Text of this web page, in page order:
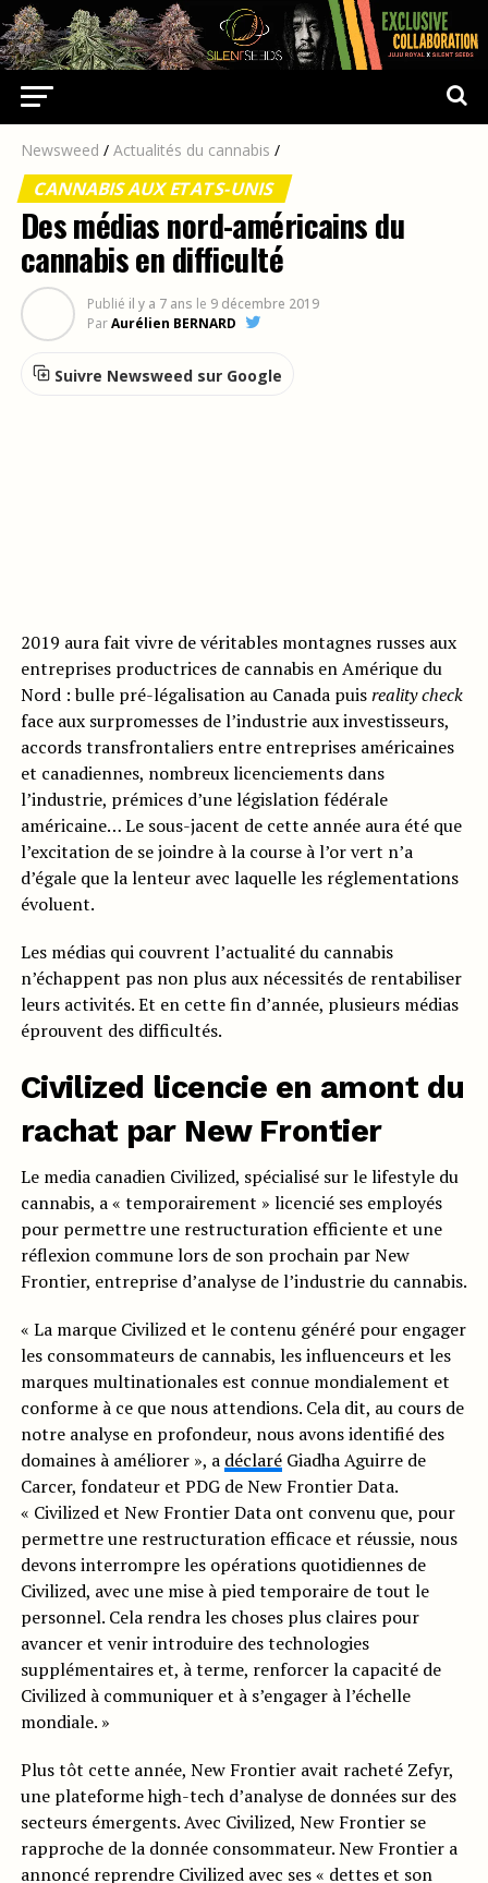
Newsweed / Actualités du cannabis /
CANNABIS AUX ETATS-UNIS
Des médias nord-américains du
cannabis en difficulté
Publié il y a 7 ans le 9 décembre 2019
ParAurélien BERNARD
Suivre Newsweed sur Google
2019 aura fait vivre de véritables montagnes russes aux
entreprises productrices de cannabis en Amérique du
Nord : bulle pré-légalisation au Canada puisreality check
face aux surpromesses de l’industrie aux investisseurs,
accords transfrontaliers entre entreprises américaines
et canadiennes, nombreux licenciements dans
l’industrie, prémices d’une législation fédérale
américaine… Le sous-jacent de cette année aura été que
l’excitation de se joindre à la course à l’or vert n’a
d’égale que la lenteur avec laquelle les réglementations
évoluent.
Les médias qui couvrent l’actualité du cannabis
n’échappent pas non plus aux nécessités de rentabiliser
leurs activités. Et en cette fin d’année, plusieurs médias
éprouvent des difficultés.
Civilized licencie en amont du
rachat par New Frontier
Le media canadien Civilized, spécialisé sur le lifestyle du
cannabis, a « temporairement » licencié ses employés
pour permettre une restructuration efficiente et une
réflexion commune lors de son prochain par New
Frontier, entreprise d’analyse de l’industrie du cannabis.
« La marque Civilized et le contenu généré pour engager
les consommateurs de cannabis, les influenceurs et les
marques multinationales est connue mondialement et
conforme à ce que nous attendions. Cela dit, au cours de
notre analyse en profondeur, nous avons identifié des
domaines à améliorer », a déclaréGiadha Aguirre de
Carcer, fondateur et PDG de New Frontier Data.
« Civilized et New Frontier Data ont convenu que, pour
permettre une restructuration efficace et réussie, nous
devons interrompre les opérations quotidiennes de
Civilized, avec une mise à pied temporaire de tout le
personnel. Cela rendra les choses plus claires pour
avancer et venir introduire des technologies
supplémentaires et, à terme, renforcer la capacité de
Civilized à communiquer et à s’engager à l’échelle
mondiale. »
Plus tôt cette année, New Frontier avait racheté Zefyr,
une plateforme high-tech d’analyse de données sur des
secteurs émergents. Avec Civilized, New Frontier se
rapproche de la donnée consommateur. New Frontier a
annoncé reprendre Civilized avec ses « dettes et son